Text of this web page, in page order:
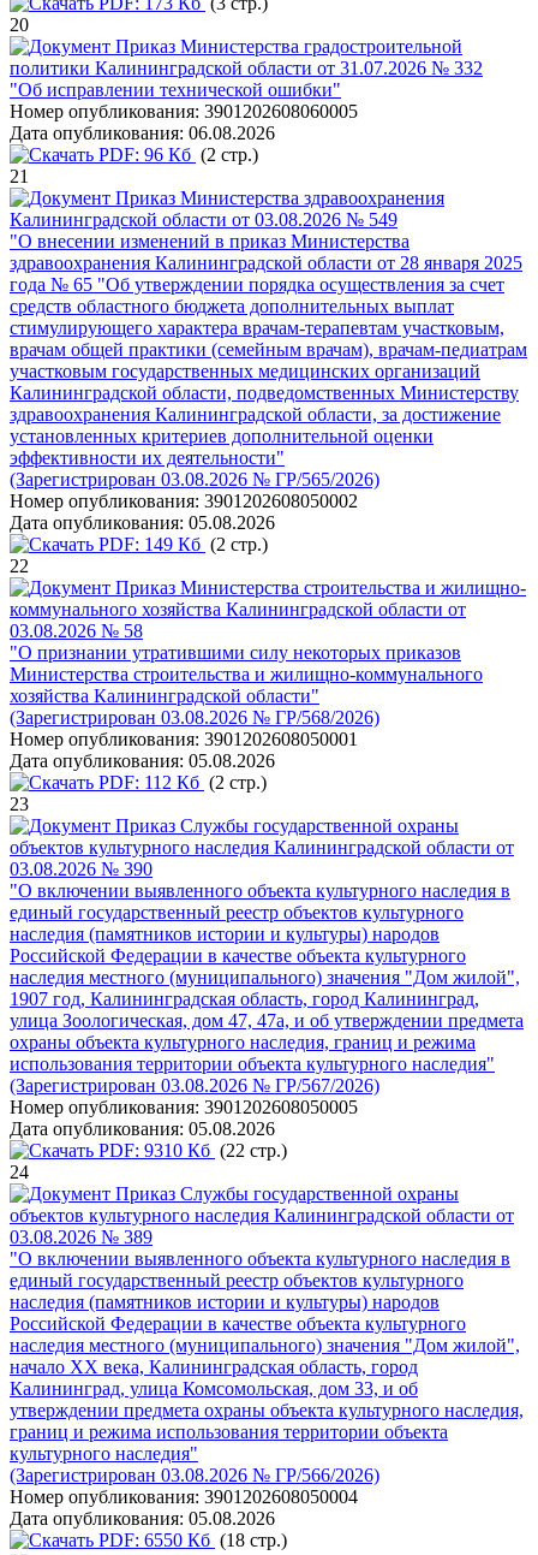
20
Приказ Министерства градостроительной
политики Калининградской области от 31.07.2026 № 332
"Об исправлении технической ошибки"
Номер опубликования: 3901202608060005
Дата опубликования: 06.08.2026
PDF: 96 Кб (2 стр.)
21
Приказ Министерства здравоохранения
Калининградской области от 03.08.2026 № 549
"О внесении изменений в приказ Министерства
здравоохранения Калининградской области от 28 января 2025
года № 65 "Об утверждении порядка осуществления за счет
средств областного бюджета дополнительных выплат
стимулирующего характера врачам-терапевтам участковым,
врачам общей практики (семейным врачам), врачам-педиатрам
участковым государственных медицинских организаций
Калининградской области, подведомственных Министерству
здравоохранения Калининградской области, за достижение
установленных критериев дополнительной оценки
эффективности их деятельности"
(Зарегистрирован 03.08.2026 № ГР/565/2026)
Номер опубликования: 3901202608050002
Дата опубликования: 05.08.2026
PDF: 149 Кб (2 стр.)
22
Приказ Министерства строительства и жилищно-
коммунального хозяйства Калининградской области от
03.08.2026 № 58
"О признании утратившими силу некоторых приказов
Министерства строительства и жилищно-коммунального
хозяйства Калининградской области"
(Зарегистрирован 03.08.2026 № ГР/568/2026)
Номер опубликования: 3901202608050001
Дата опубликования: 05.08.2026
PDF: 112 Кб (2 стр.)
23
Приказ Службы государственной охраны
объектов культурного наследия Калининградской области от
03.08.2026 № 390
"О включении выявленного объекта культурного наследия в
единый государственный реестр объектов культурного
наследия (памятников истории и культуры) народов
Российской Федерации в качестве объекта культурного
наследия местного (муниципального) значения "Дом жилой",
1907 год, Калининградская область, город Калининград,
улица Зоологическая, дом 47, 47а, и об утверждении предмета
охраны объекта культурного наследия, границ и режима
использования территории объекта культурного наследия"
(Зарегистрирован 03.08.2026 № ГР/567/2026)
Номер опубликования: 3901202608050005
Дата опубликования: 05.08.2026
PDF: 9310 Кб (22 стр.)
24
Приказ Службы государственной охраны
объектов культурного наследия Калининградской области от
03.08.2026 № 389
"О включении выявленного объекта культурного наследия в
единый государственный реестр объектов культурного
наследия (памятников истории и культуры) народов
Российской Федерации в качестве объекта культурного
наследия местного (муниципального) значения "Дом жилой",
начало XX века, Калининградская область, город
Калининград, улица Комсомольская, дом 33, и об
утверждении предмета охраны объекта культурного наследия,
границ и режима использования территории объекта
культурного наследия"
(Зарегистрирован 03.08.2026 № ГР/566/2026)
Номер опубликования: 3901202608050004
Дата опубликования: 05.08.2026
PDF: 6550 Кб (18 стр.)